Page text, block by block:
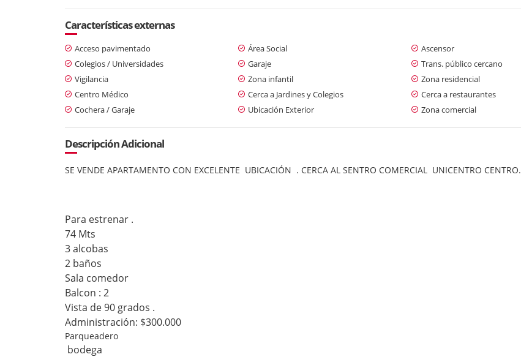
Características externas
Acceso pavimentado Área Social Ascensor
Colegios / Universidades
Garaje Trans. público cercano
Vigilancia
Zona infantil Zona residencial
Centro Médico
Cerca a Jardines y Colegios Cerca a restaurantes
Cochera / Garaje
Ubicación Exterior Zona comercial
Descripción Adicional
SE VENDE APARTAMENTO CON EXCELENTE UBICACIÓN . CERCA AL SENTRO COMERCIAL UNICENTRO CENTRO.
Para estrenar .
74 Mts
3 alcobas
2 baños
Sala comedor
Balcon : 2
Vista de 90 grados .
Administración: $300.000
Parqueadero
bodega